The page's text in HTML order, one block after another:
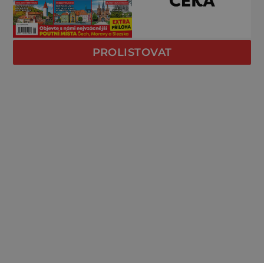
PROLISTOVAT